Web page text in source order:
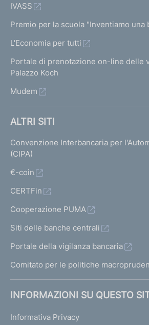
IVASS
Premio per la scuola "Inventiamo una
L'Economia per tutti
Portale di prenotazione on-line delle
Palazzo Koch
Mudem
ALTRI SITI
Convenzione Interbancaria per
(CIPA)
€-coin
CERTFin
Cooperazione PUMA
Siti delle banche centrali
Portale della vigilanza bancaria
Comitato per le politiche
INFORMAZIONI SU QUESTO
Informativa Privacy